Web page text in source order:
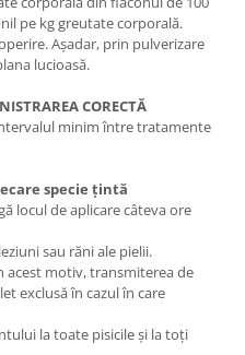
pe kg greutate corporală.
Așadar, prin pulverizare
lucioasă.
CORECTĂ
minim între tratamente
specie țintă
locul de aplicare câteva ore
sau răni ale pielii.
acest motiv, transmiterea de
exclusă în cazul în care
la toate pisicile și la toți